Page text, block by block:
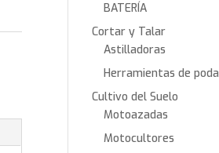
BATERÍA
Cortar y Talar
Astilladoras
Herramientas de poda
Cultivo del Suelo
Motoazadas
Motocultores